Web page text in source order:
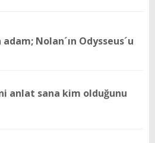
Nolan´ın Odysseus´u
anlat sana kim olduğunu